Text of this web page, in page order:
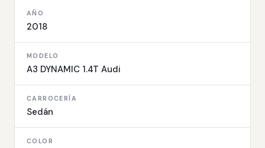
AÑO
2018
MODELO
A3 DYNAMIC 1.4T Audi
CARROCERÍA
Sedán
COLOR